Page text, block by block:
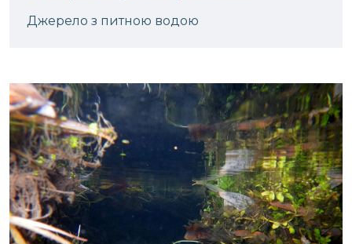
Джерело з питною водою